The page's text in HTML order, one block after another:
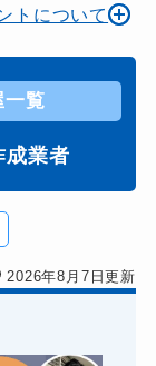
トについて
一覧
成業者
2026年8月7日更新